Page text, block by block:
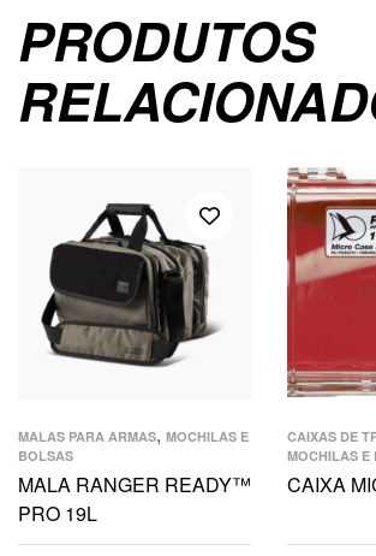
PRODUTOS
MALAS PARA ARMAS, MOCHILAS E
BOLSAS
MALA RANGER READY™
PRO 19L
CAIXAS DE
MOCHILAS E
CAIXA